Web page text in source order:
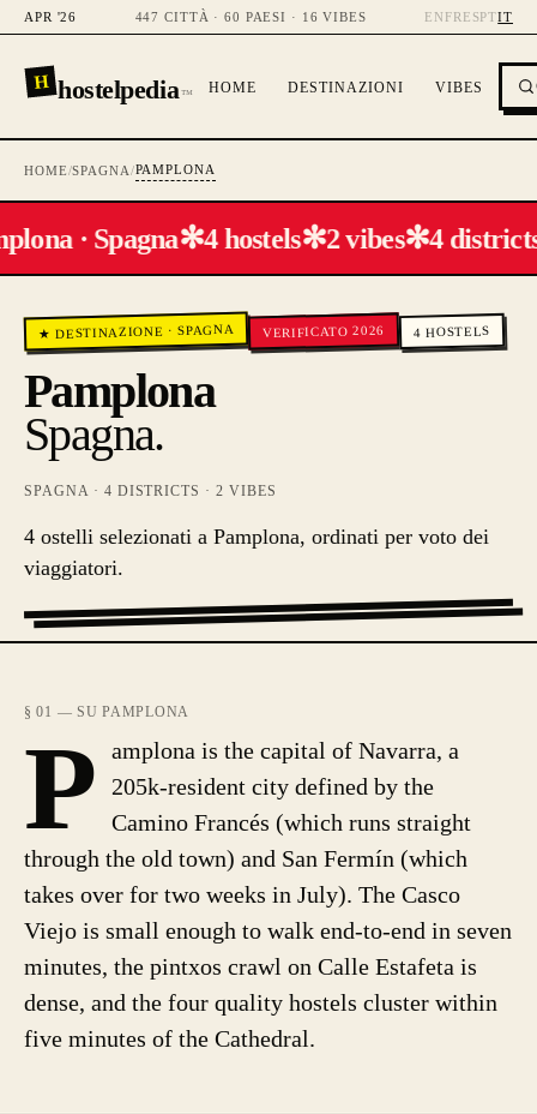
APR '26 447 CITTÀ · 60 PAESI · 16 VIBES EN FR ESPTIT
H hostelpedia™ HOME DESTINAZIONI VIBES
HOME/SPAGNA/PAMPLONA
· Spagna✻4 hostels✻2 vibes✻4 districts
★ DESTINAZIONE ·SPAGNA VERIFICATO 2026 4 HOSTELS
Pamplona
Spagna.
SPAGNA· 4 DISTRICTS ·2 VIBES
4 ostelli selezionati a Pamplona, ordinati per voto dei
viaggiatori.
§ 01 — SU PAMPLONA
P
amplona is the capital of Navarra, a
205k-resident city defined by the
Camino Francés (which runs straight
through the old town) and San Fermín (which
takes over for two weeks in July). The Casco
Viejo is small enough to walk end-to-end in seven
minutes, the pintxos crawl on Calle Estafeta is
dense, and the four quality hostels cluster within
five minutes of the Cathedral.